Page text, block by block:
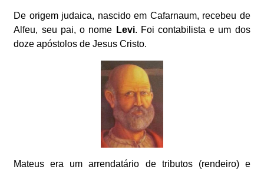
De origem judaica, nascido em Cafarnaum, recebeu de
Alfeu, seu pai, o nome Levi. Foi contabilista e um dos
doze apóstolos de Jesus Cristo.
Mateus era um arrendatário de tributos (rendeiro) e